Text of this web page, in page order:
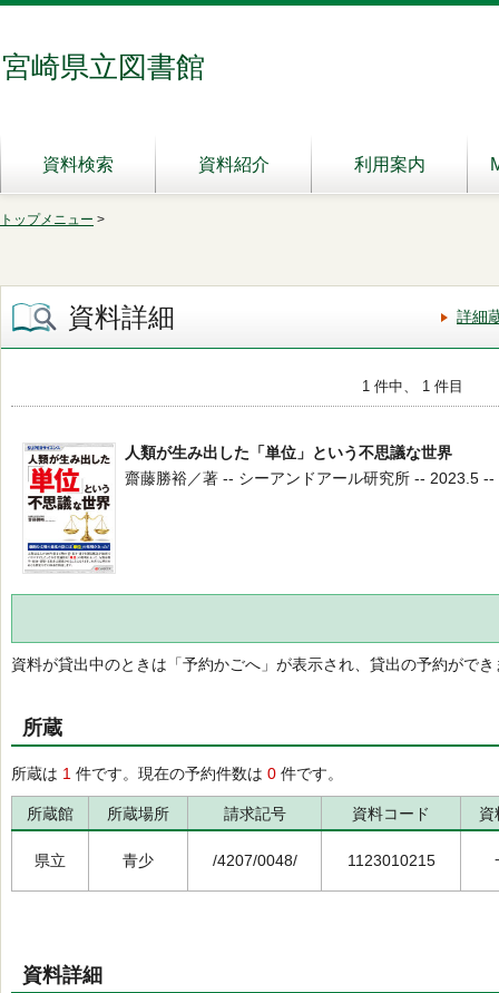
宮崎県立図書館
資料検索 資料紹介 利用案内
トップメニュー >
資料詳細 詳細
1 件中、 1 件目
人類が生み出した「単位」という不思議な世界
齋藤勝裕／著 -- シーアンドアール研究所 -- 2023.5
資料が貸出中のときは「予約かごへ」が表示され、貸出の予約ができ
所蔵
所蔵は 1 件です。現在の予約件数は 0 件です。
所蔵館 所蔵場所 請求記号 資料コード 資
県立 青少 /4207/0048/ 1123010215
資料詳細